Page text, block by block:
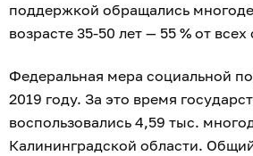
поддержкой обращались
возрасте 35-50 лет — 55 % от
Федеральная мера социальной
2019 году. За это время
воспользовались 4,59 тыс.
Калининградской области.